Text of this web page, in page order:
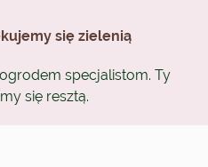
się zielenią
specjalistom. Ty
się resztą.